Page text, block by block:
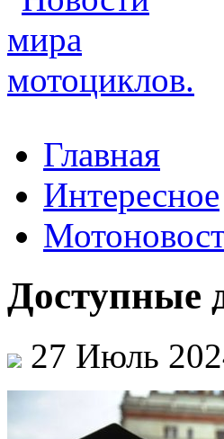
Главная
Интересное
Доступные
27 Июль